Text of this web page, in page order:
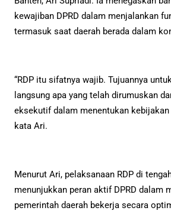
kewajiban DPRD dalam menjalankan
termasuk saat daerah berada dalam
“RDP itu sifatnya wajib. Tujuannya
langsung apa yang telah dirumuskan
eksekutif dalam menentukan kebijakan
kata Ari.
Menurut Ari, pelaksanaan RDP di
menunjukkan peran aktif DPRD dalam
pemerintah daerah bekerja secara